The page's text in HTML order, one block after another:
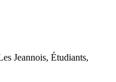
Jeannois, Étudiants,